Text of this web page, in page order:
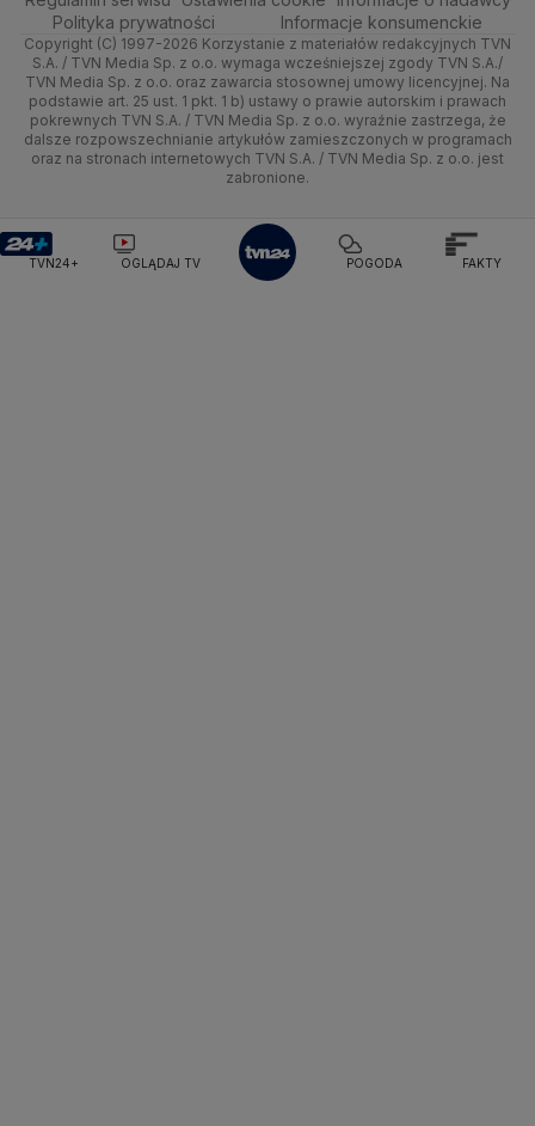
Śródmieście
Targówek
Ursus
Wawer
Lublin
Lubuskie
Olsztyn
Rzeszów
Handel
Ze świata
Tech
Moto
Turystyka
Polska
Prognoza
Świat
Nauka
Podróże
Sporty zimowe
Lekkoatletyka
Siatkówka
F1
Polityka
Zdrowie
Tech
Nauka
Wyślij zgłoszenie
Dzień Dobry TVN
Uwaga TVN
HGTV
TVN Turbo
TVN7
Centrum pomocy
Test zgodności
Oglądaj na TV
Zrealizuj voucher
Polityka prywatności
Informacje konsumenckie
Copyright (C) 1997-2026 Korzystanie z materiałów redakcyjnych TVN
S.A. / TVN Media Sp. z o.o. wymaga wcześniejszej zgody TVN S.A./
TVN Media Sp. z o.o. oraz zawarcia stosownej umowy licencyjnej. Na
podstawie art. 25 ust. 1 pkt. 1 b) ustawy o prawie autorskim i prawach
pokrewnych TVN S.A. / TVN Media Sp. z o.o. wyraźnie zastrzega, że
dalsze rozpowszechnianie artykułów zamieszczonych w programach
oraz na stronach internetowych TVN S.A. / TVN Media Sp. z o.o. jest
zabronione.
TVN24+ OGLĄDAJ TV POGODA FAKTY